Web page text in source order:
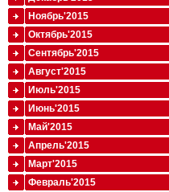
Ноябрь'2015
Октябрь'2015
Сентябрь'2015
Август'2015
Июль'2015
Июнь'2015
Май'2015
Апрель'2015
Март'2015
Февраль'2015